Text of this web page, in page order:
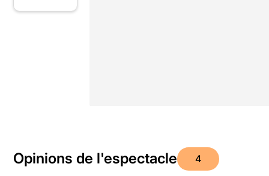
Opinions de l'espectacle 4